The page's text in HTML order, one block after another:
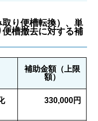
取り便槽転換）、単
槽撤去に対する補
補助金額（上限
額）
330,000円